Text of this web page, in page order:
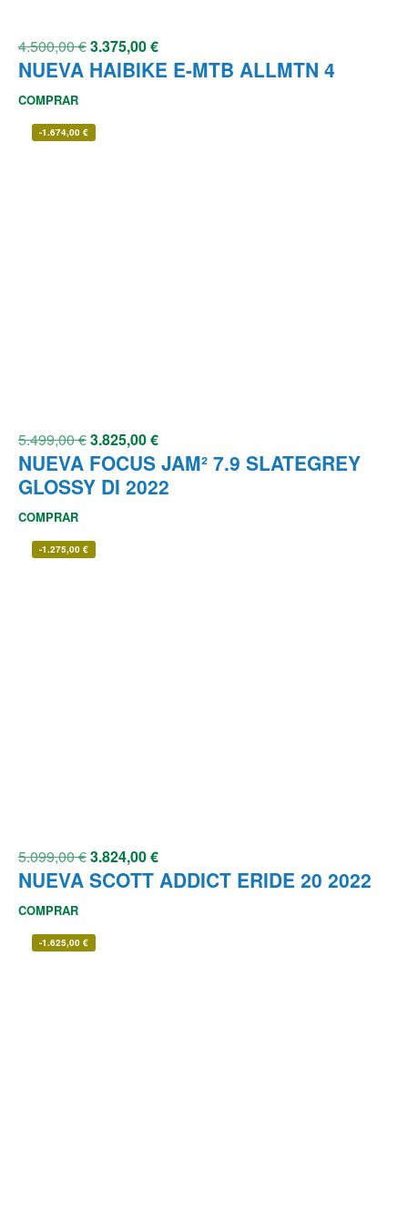
4.500,00€3.375,00€
NUEVA HAIBIKE E-MTB ALLMTN 4
COMPRAR
-1.674,00 €
5.499,00€3.825,00€
NUEVA FOCUS JAM² 7.9 SLATEGREY
GLOSSY DI 2022
COMPRAR
-1.275,00 €
5.099,00€3.824,00€
NUEVA SCOTT ADDICT ERIDE 20 2022
COMPRAR
-1.625,00 €